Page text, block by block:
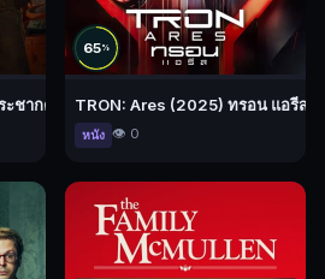
ชากคน
65%
TRON: Ares (2025) ทรอน แอรีส
หนัง 👁️ 0